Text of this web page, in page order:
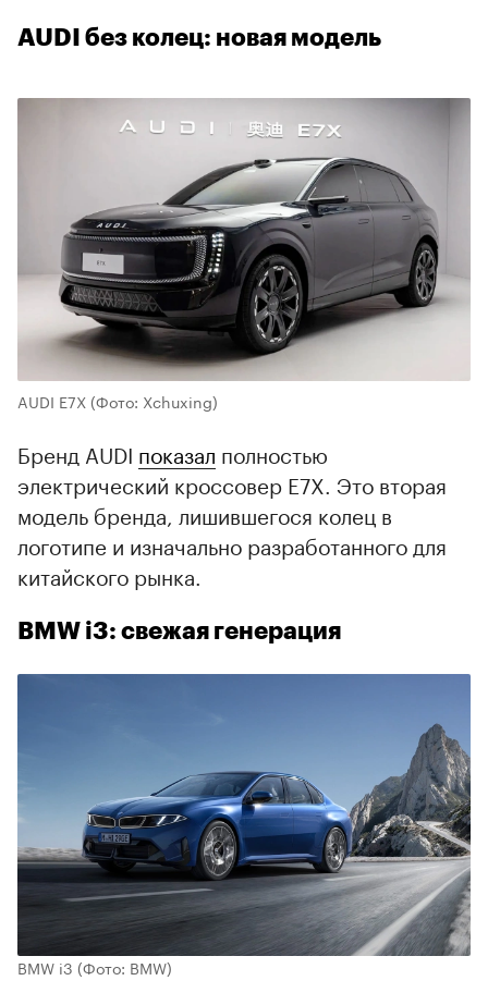
AUDI без колец: новая модель
AUDI E7X(Фото: Xchuxing)
Бренд AUDI показал полностью
электрический кроссовер E7X. Это вторая
модель бренда, лишившегося колец в
логотипе и изначально разработанного для
китайского рынка.
BMW i3: свежая генерация
BMW i3 (Фото: BMW)